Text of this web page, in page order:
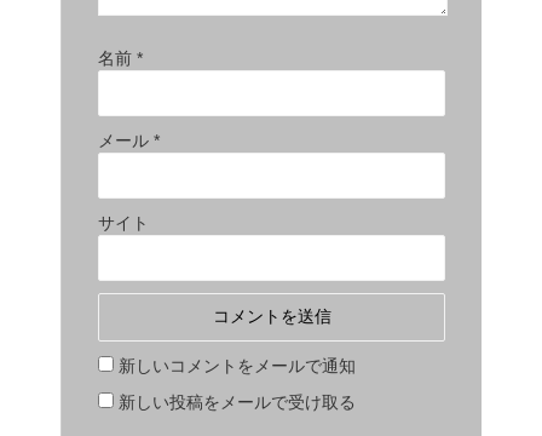
名前 *
メール *
サイト
新しいコメントをメールで通知
新しい投稿をメールで受け取る